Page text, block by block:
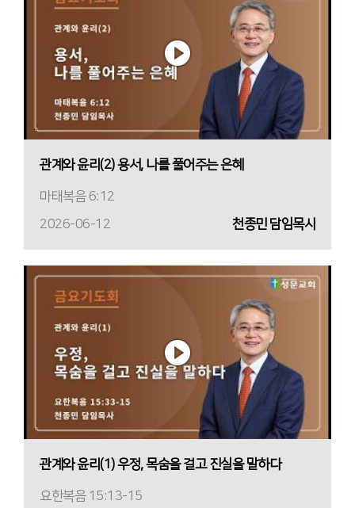
관계와 윤리(2) 용서, 나를 풀어주는 은혜
마태복음 6:12
2026-06-12
천종민 담임목사
관계와 윤리(1) 우정, 목숨을 걸고 진실을 말하다
요한복음 15:13-15